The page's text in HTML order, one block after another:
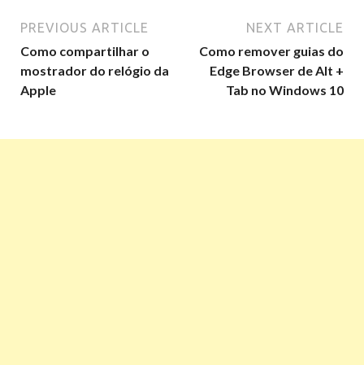
PREVIOUS ARTICLE
Como compartilhar o
mostrador do relógio da
Apple
NEXT ARTICLE
Como remover guias do
Edge Browser de Alt +
Tab no Windows 10